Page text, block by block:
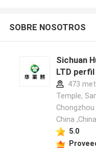
SOBRE NOSOTROS
Sichuan
LTD
473
Temple,
Chongzhou
China ,China
5.0